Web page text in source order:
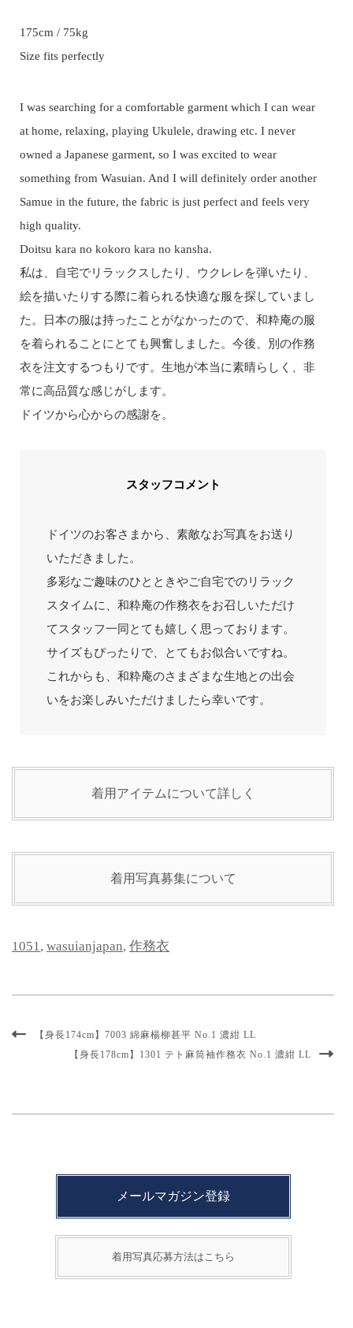
175cm / 75kg
Size fits perfectly
I was searching for a comfortable garment which I can wear
at home, relaxing, playing Ukulele, drawing etc. I never
owned a Japanese garment, so I was excited to wear
something from Wasuian. And I will definitely order another
Samue in the future, the fabric is just perfect and feels very
high quality.
Doitsu kara no kokoro kara no kansha.
私は、自宅でリラックスしたり、ウクレレを弾いたり、
絵を描いたりする際に着られる快適な服を探していまし
た。日本の服は持ったことがなかったので、和粋庵の服
を着られることにとても興奮しました。今後、別の作務
衣を注文するつもりです。生地が本当に素晴らしく、非
常に高品質な感じがします。
ドイツから心からの感謝を。
スタッフコメント
ドイツのお客さまから、素敵なお写真をお送り
いただきました。
多彩なご趣味のひとときやご自宅でのリラック
スタイムに、和粋庵の作務衣をお召しいただけ
てスタッフ一同とても嬉しく思っております。
サイズもぴったりで、とてもお似合いですね。
これからも、和粋庵のさまざまな生地との出会
いをお楽しみいただけましたら幸いです。
着用アイテムについて詳しく
着用写真募集について
1051, wasuianjapan, 作務衣
【身長174cm】7003 綿麻楊柳甚平 No.1 濃紺 LL
【身長178cm】1301 テト麻筒袖作務衣 No.1 濃紺 LL
メールマガジン登録
着用写真応募方法はこちら